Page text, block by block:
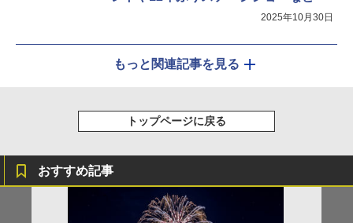
2025年10月30日
もっと関連記事を見る
トップページに戻る
おすすめ記事